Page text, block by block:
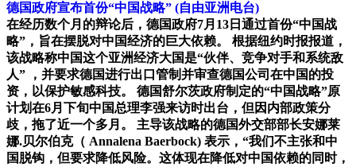
德国政府宣布首份“中国战略” (自由亚洲电台)
在经历数个月的辩论后，德国政府7月13日通过首份“中国战
略”，旨在摆脱对中国经济的巨大依赖。 根据纽约时报报道，
该战略称中国这个亚洲经济大国是“伙伴、竞争对手和系统敌
人” ，并要求德国进行出口管制并审查德国公司在中国的投
资，以保护敏感科技。 德国舒尔茨政府制定的“中国战略”原
计划在6月下旬中国总理李强来访时出台，但因内部政策分
歧，拖了近一个多月。 主导该战略的德国外交部部长安娜莱
娜.贝尔伯克（ Annalena Baerbock) 表示，“我们不主张和中
国脱钩，但要求降低风险。这体现在降低对中国依赖的同时，